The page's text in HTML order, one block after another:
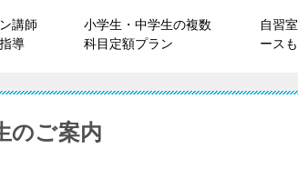
講師
導
小学生・中学生の複数
科目定額プラン
自習
ース
のご案内